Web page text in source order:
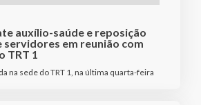
auxílio-saúde e reposição
servidores em reunião com
TRT 1
na sede do TRT 1, na última quarta-feira